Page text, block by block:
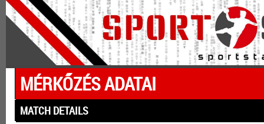
MÉRKŐZÉS ADATAI
MATCH DETAILS